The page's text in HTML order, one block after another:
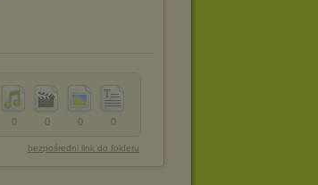
0
0
0
0
bezpośredni link do folderu